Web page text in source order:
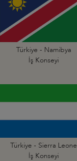
Türkiye - Namibya
İş Konseyi
Türkiye - Sierra Leone
İş Konseyi